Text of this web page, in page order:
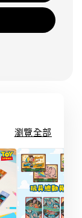
瀏覽全部